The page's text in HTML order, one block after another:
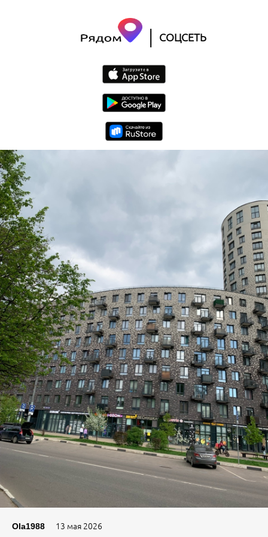
| СОЦСЕТЬ
Ola1988 13 мая 2026